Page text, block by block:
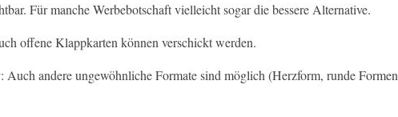
Für manche Werbebotschaft vielleicht sogar die bessere Alternative.
offene Klappkarten können verschickt werden.
: Auch andere ungewöhnliche Formate sind möglich (Herzform, runde Formen